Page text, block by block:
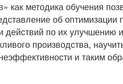
как методика обучения
об оптимизации
действий по их улучшению
производства,
и таким